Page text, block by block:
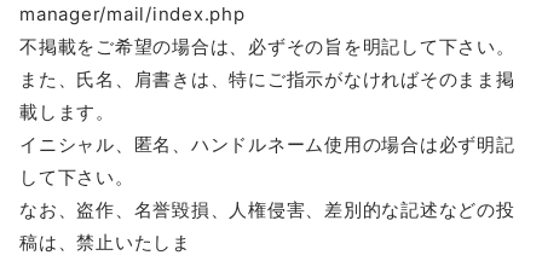
manager/mail/index.php
不掲載をご希望の場合は、必ずその旨を明記して下さい。
また、氏名、肩書きは、特にご指示がなければそのまま掲
載します。
イニシャル、匿名、ハンドルネーム使用の場合は必ず明記
して下さい。
なお、盗作、名誉毀損、人権侵害、差別的な記述などの投
稿は、禁止いたしま